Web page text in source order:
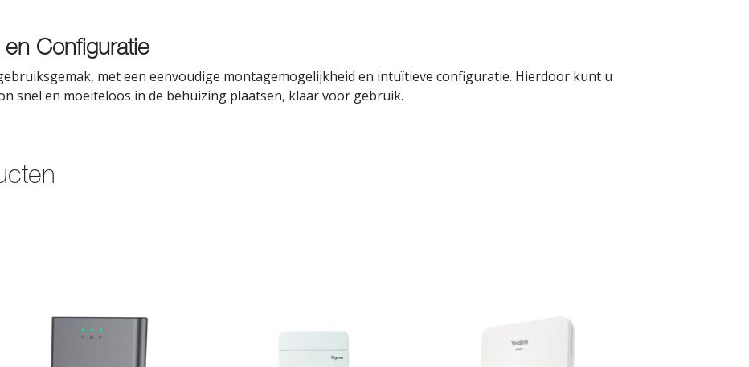
Configuratie
met een eenvoudige montagemogelijkheid en intuïtieve configuratie. Hierdoor kunt u
snel en moeiteloos in de behuizing plaatsen, klaar voor gebruik.